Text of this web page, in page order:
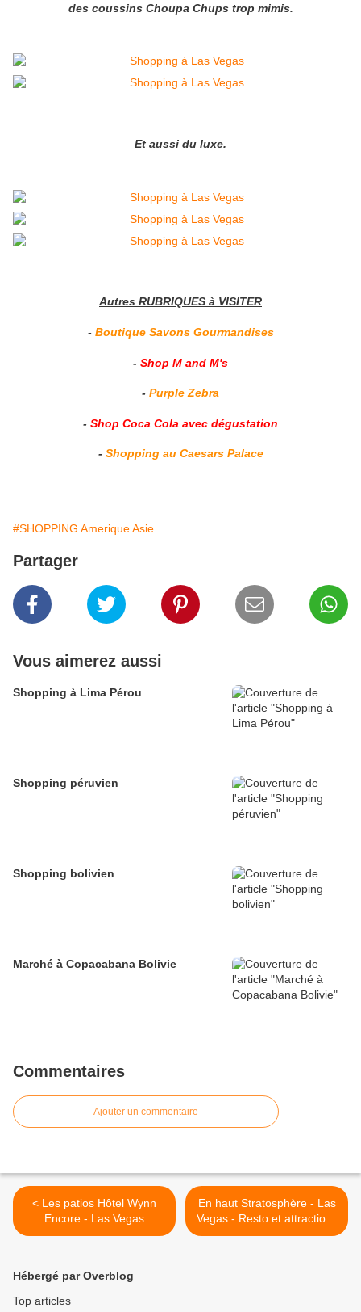
des coussins Choupa Chups trop mimis.
Et aussi du luxe.
Autres RUBRIQUES à VISITER
- Boutique Savons Gourmandises
- Shop M and M's
- Purple Zebra
- Shop Coca Cola avec dégustation
- Shopping au Caesars Palace
#SHOPPING Amerique Asie
Partager
Vous aimerez aussi
Shopping à Lima Pérou
Shopping péruvien
Shopping bolivien
Marché à Copacabana Bolivie
Commentaires
Ajouter un commentaire
< Les patios Hôtel Wynn
Encore - Las Vegas
En haut Stratosphère - Las
Vegas - Resto et attractions
>
Hébergé par Overblog
Top articles